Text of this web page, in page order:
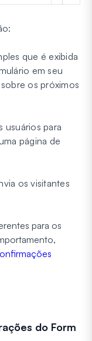
que é exibida
em seu
os próximos
usuários para
página de
os visitantes
para os
do Form